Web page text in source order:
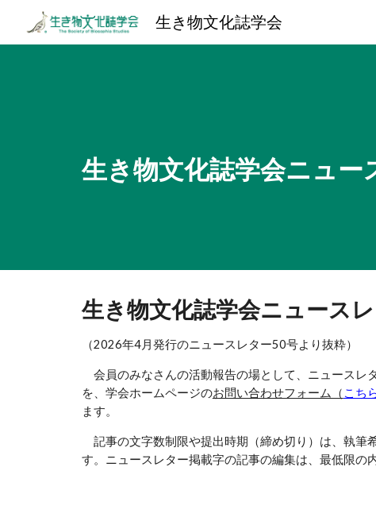
生き物文化誌学会
生き物文化誌学会ニュー
生き物文化誌学会ニュース
（2026年4月発行のニュースレター50号より抜粋）
会員のみなさんの活動報告の場として、ニュースレ
を、学会ホームページのお問い合わせフォーム（ こち
ます。
記事の文字数制限や提出時期（締め切り）は、執筆
す。ニュースレター掲載字の記事の編集は、最低限の